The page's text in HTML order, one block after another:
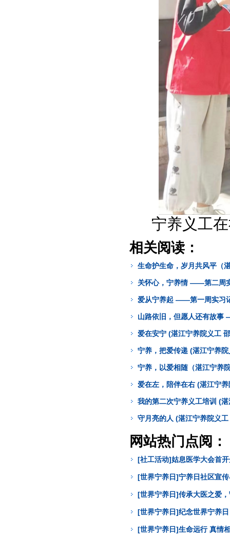
宁养义工
相关阅读：
生命护生命，岁月共风平（
关怀心，宁养情 ——第二周
爱从宁养起 ——第一周实习
山路依旧，但愿人还有故事
爱在安宁 (湛江宁养院义工
宁养，把爱传递 (湛江宁养
宁养，以爱相随（湛江宁养
爱在左，陪伴在右 (湛江宁
我的第二次宁养义工培训 (
守月亮的人 (湛江宁养院义
网站热门点阅：
[社工活动]姑息医学大会首
[世界宁养日]宁养日社区宣
[世界宁养日]传承大医之爱
[世界宁养日]纪念世界宁养
[世界宁养日]生命远行 真情